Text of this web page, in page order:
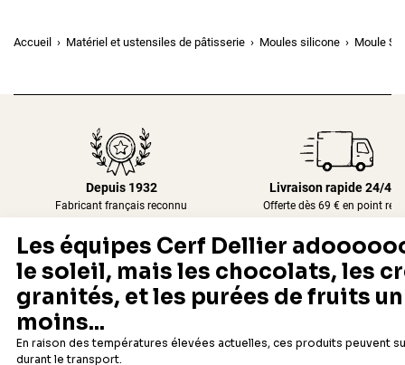
Accueil Matériel et ustensiles de pâtisserie Moules silicone Moule
Depuis 1932
Fabricant français reconnu
Livraison rapide 24/48h
Offerte dès 69 € en point
Newsletter